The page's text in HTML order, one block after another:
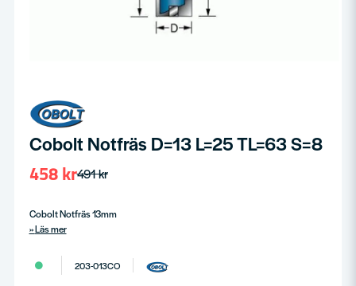
Cobolt Notfräs D=13 L=25 TL=63 S=8
491 kr
458 kr
Cobolt Notfräs 13mm
Läs mer
203-013CO